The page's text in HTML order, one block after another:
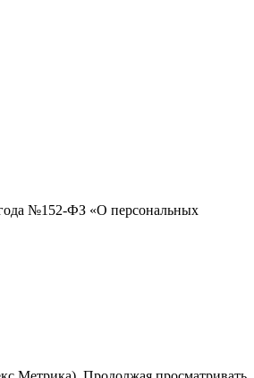
года №152-ФЗ «О персональных